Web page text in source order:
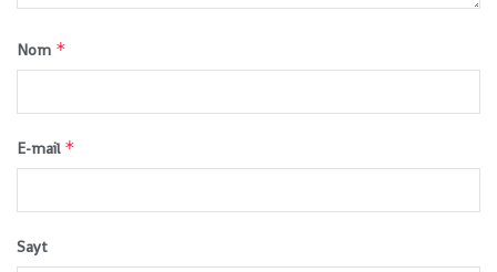
Nom *
E-mail *
Sayt